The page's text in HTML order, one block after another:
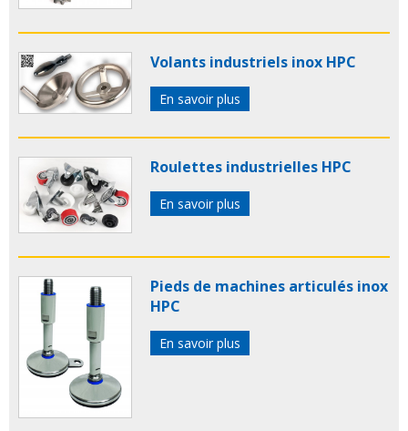
Volants industriels inox HPC
En savoir plus
Roulettes industrielles HPC
En savoir plus
Pieds de machines articulés inox
HPC
En savoir plus